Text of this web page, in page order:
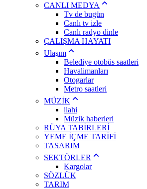
CANLI MEDYA
Tv de bugün
Canlı tv izle
Canlı radyo dinle
ÇALIŞMA HAYATI
Ulaşım
Belediye otobüs saatleri
Havalimanları
Otogarlar
Metro saatleri
MÜZİK
ilahi
Müzik haberleri
RÜYA TABİRLERİ
YEME İÇME TARİFİ
TASARIM
SEKTÖRLER
Kargolar
SÖZLÜK
TARIM